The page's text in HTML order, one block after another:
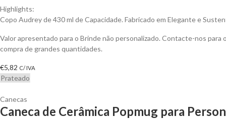
Highlights:
Copo Audrey de 430 ml de Capacidade. Fabricado em Elegante e
Valor apresentado para o Brinde não personalizado. Contacte-nos para
compra de grandes quantidades.
€5,82 C/ IVA
Prateado
Canecas
Caneca de Cerâmica Popmug para